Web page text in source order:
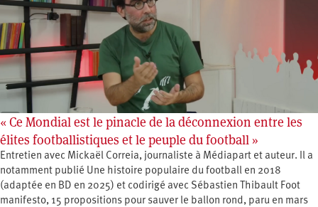
« Ce Mondial est le pinacle de la déconnexion entre les
élites footballistiques et le peuple du football »
Entretien avec Mickaël Correia, journaliste à Médiapart et auteur. Il a
notamment publié Une histoire populaire du football en 2018
(adaptée en BD en 2025) et codirigé avec Sébastien Thibault Foot
manifesto, 15 propositions pour sauver le ballon rond, paru en mars